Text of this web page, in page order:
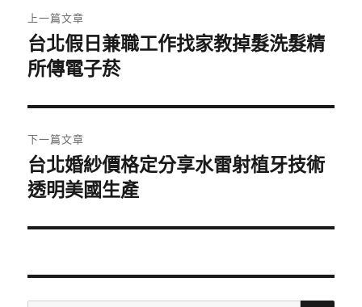
章
導
覽
上一篇文章
上
一
文
章:
台北假日兼職工作找家教掉髮洗髮精
所傳電子菸
下一篇文章
下
一
文
台北婚紗價格定分享水雷射植牙技術
透明美國生產